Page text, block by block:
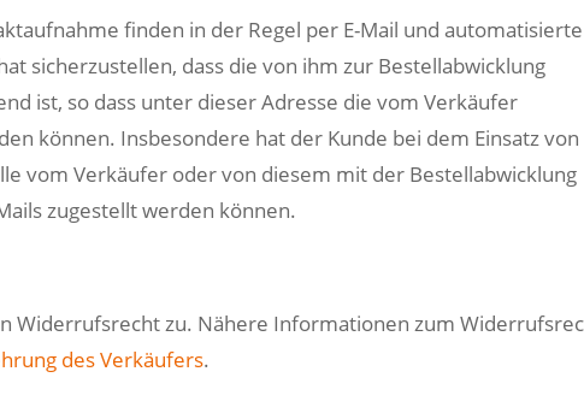
finden in der Regel per E-Mail und
sicherzustellen, dass die von ihm zur Bestellabwicklung
ist, so dass unter dieser Adresse die vom Verkäufer
können. Insbesondere hat der Kunde bei dem Einsatz von
vom Verkäufer oder von diesem mit der Bestellabwicklung
zugestellt werden können.
Widerrufsrecht zu. Nähere Informationen zum
des Verkäufers.